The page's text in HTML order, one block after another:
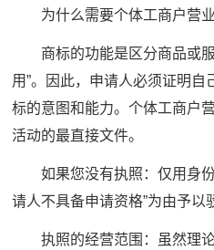
为什么需要个体工商户营业
商标的功能是区分商品或服
用”。因此，申请人必须证明
标的意图和能力。个体工商户
活动的最直接文件。
如果您没有执照：仅用身份
请人不具备申请资格”为由予以
执照的经营范围：虽然理论